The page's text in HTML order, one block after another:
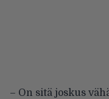
– On sitä joskus